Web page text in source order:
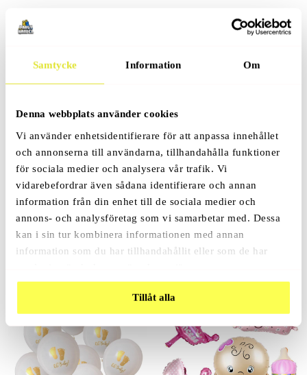
Samtycke Information Om
Denna webbplats använder cookies
Vi använder enhetsidentifierare för att anpassa innehållet
och annonserna till användarna, tillhandahålla funktioner
för sociala medier och analysera vår trafik. Vi
vidarebefordrar även sådana identifierare och annan
information från din enhet till de sociala medier och
annons- och analysföretag som vi samarbetar med. Dessa
kan i sin tur kombinera informationen med annan
information som du har tillhandahållit eller som de har
Tillåt alla
Relaterade Produkter
Snacks Skål
Jätteballong – Flicka Eller
129